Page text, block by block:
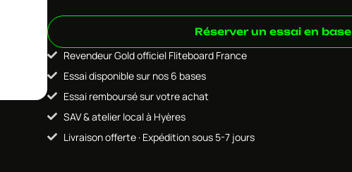
Réserver un essai en base
Revendeur Gold officiel Fliteboard France
Essai disponible sur nos 6 bases
Essai remboursé sur votre achat
SAV & atelier local à Hyères
Livraison offerte · Expédition sous 5-7 jours